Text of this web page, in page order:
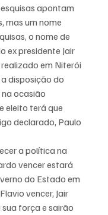
apontam
mas um nome
o nome de
ex presidente Jair
em Niterói
disposição do
ocasião
eleito terá que
declarado, Paulo
a política na
vencer estará
do Estado em
vencer, Jair
força e sairão